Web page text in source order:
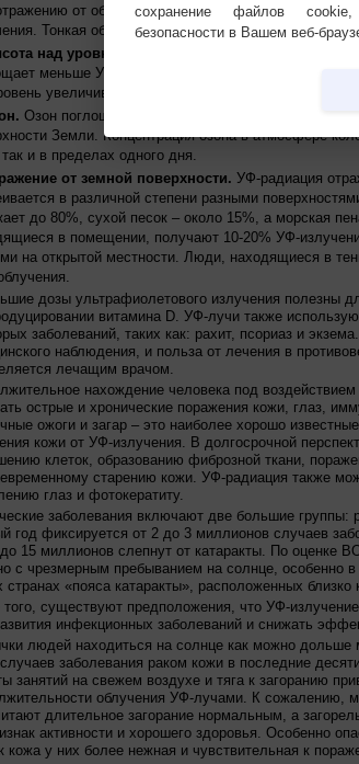
от облаков, создавая, таким образом,
Тонкая облачность может пропускать до 90%
над уровнем моря.
меньше УФ-радиации, поступающей от Солнца.
увеличивается примерно на 10%.
Озон поглощает часть УФ-радиации, которая
Земли. Концентрация озона в атмосфере
так и в пределах одного дня.
от земной поверхности. УФ-радиация
в различной степени разными
до 80%, сухой песок – около 15%, а морская
в помещении, получают 10-20% УФ-
на открытой местности. Люди, находящиеся в
дозы ультрафиолетового излучения полезны
витамина D. УФ-лучи также
заболеваний, таких как: рахит, псориаз и
наблюдения, и польза от лечения в
лечащим врачом.
нахождение человека под
острые и хронические поражения кожи, глаз,
ожоги и загар – это наиболее хорошо
кожи от УФ-излучения. В долгосрочной
клеток, образованию фиброзной ткани,
старению кожи. УФ-радиация также
глаз и фотокератиту.
заболевания включают две большие группы:
год фиксируется от 2 до 3 миллионов случаев
15 миллионов слепнут от катаракты. По оценке
с чрезмерным пребыванием на солнце, особенно
странах «пояса катаракты», расположенных близко
того, существуют предположения, что УФ-
инфекционных заболеваний и снижать
людей находиться на солнце как можно дольше
заболевания раком кожи в последние
занятий на свежем воздухе и тяга к загоранию
облучения УФ-лучами. К сожалению,
длительное загорание нормальным, а
активности и хорошего здоровья. Особенно
кожа у них более нежная и чувствительная к
сохранение файлов cookie,
безопасности в Вашем веб-